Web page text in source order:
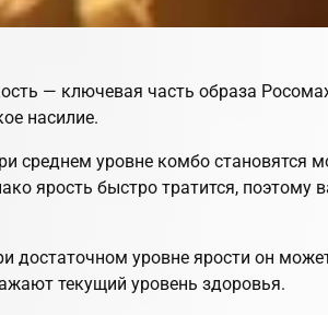
— ключевая часть образа
насилие.
среднем уровне комбо становятся
ярость быстро тратится, поэтому
достаточном уровне ярости он
текущий уровень здоровья.